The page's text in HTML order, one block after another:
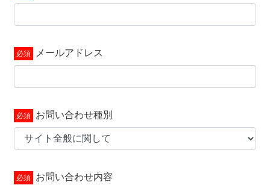
メールアドレス
お問い合わせ種別
お問い合わせ内容